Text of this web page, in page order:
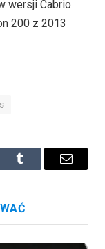
wersji Cabrio
200 z 2013
Tumblr Email